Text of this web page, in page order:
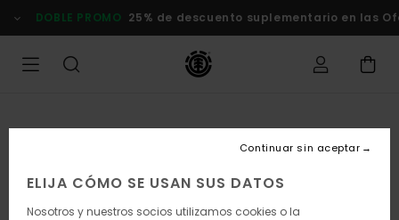
la
DOBLE PROMO 25% de descuento suplementario en las
ELIJA CÓMO SE USAN SUS DATOS
Nosotros y nuestros socios utilizamos cookies o la
Continuar sin aceptar